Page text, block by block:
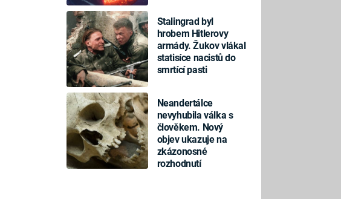
Stalingrad byl
hrobem Hitlerovy
armády. Žukov vlákal
statisíce nacistů do
smrtící pasti
Neandertálce
nevyhubila válka s
člověkem. Nový
objev ukazuje na
zkázonosné
rozhodnutí